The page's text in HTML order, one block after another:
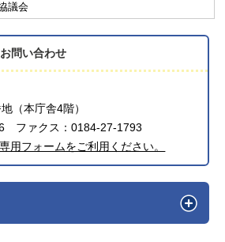
議会
お問い合わせ
（本庁舎4階）
ファクス：0184-27-1793
用フォームをご利用ください。